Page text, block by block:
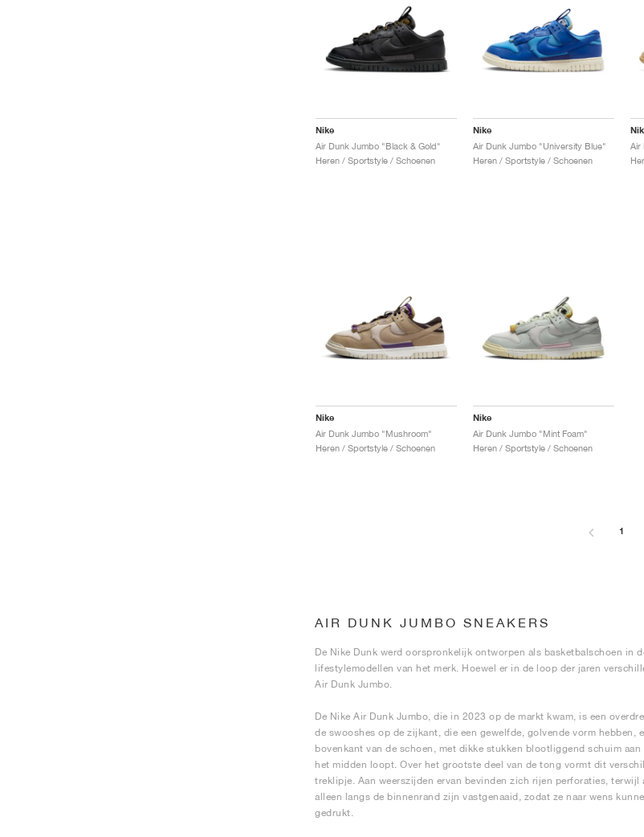
Nike
Air Dunk Jumbo "Black & Gold"
Heren / Sportstyle / Schoenen
Nike
Air Dunk Jumbo "University Blue"
Heren / Sportstyle / Schoenen
Nike
Air Dunk Jumbo "Mushroom"
Heren / Sportstyle / Schoenen
Nike
Air Dunk Jumbo "Mint Foam"
Heren / Sportstyle / Schoenen
1
AIR DUNK JUMBO SNEAKERS
De Nike Dunk werd oorspronkelijk ontworpen als basketbalschoen in
lifestylemodellen van het merk. Hoewel er in de loop der jaren
Air Dunk Jumbo.
De Nike Air Dunk Jumbo, die in 2023 op de markt kwam, is een
de swooshes op de zijkant, die een gewelfde, golvende vorm
bovenkant van de schoen, met dikke stukken blootliggend schuim
het midden loopt. Over het grootste deel van de tong vormt dit
treklipje. Aan weerszijden ervan bevinden zich rijen perforaties,
alleen langs de binnenrand zijn vastgenaaid, zodat ze naar wens
gedrukt.